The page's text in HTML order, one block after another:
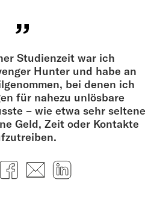
Studien­zeit war ich
Hunter und habe an
bei denen ich
für nahezu unlösbare
– wie etwa sehr seltene
Geld, Zeit oder Kontakte
TwitterFacebook
E-mail